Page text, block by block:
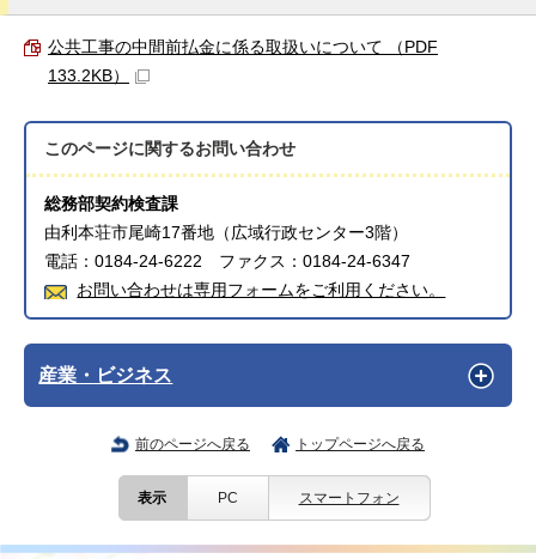
公共工事の中間前払金に係る取扱いについて （PDF
133.2KB）
このページに関するお問い合わせ
総務部契約検査課
由利本荘市尾崎17番地（広域行政センター3階）
電話：0184-24-6222 ファクス：0184-24-6347
お問い合わせは専用フォームをご利用ください。
産業・ビジネス
前のページへ戻る トップページへ戻る
表示 PC スマートフォン